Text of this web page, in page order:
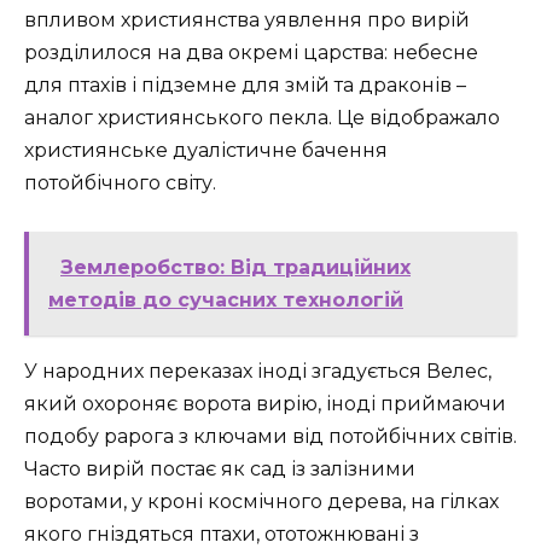
впливом християнства уявлення про вирій
розділилося на два окремі царства: небесне
для птахів і підземне для змій та драконів –
аналог християнського пекла. Це відображало
християнське дуалістичне бачення
потойбічного світу.
Землеробство: Від традиційних
методів до сучасних технологій
У народних переказах іноді згадується Велес,
який охороняє ворота вирію, іноді приймаючи
подобу рарога з ключами від потойбічних світів.
Часто вирій постає як сад із залізними
воротами, у кроні космічного дерева, на гілках
якого гніздяться птахи, ототожнювані з